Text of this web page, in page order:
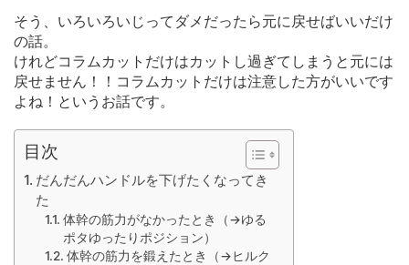
そう、いろいろいじってダメだったら元に戻せばいいだけ
の話。
けれどコラムカットだけはカットし過ぎてしまうと元には
戻せません！！コラムカットだけは注意した方がいいです
よね！というお話です。
目次
だんだんハンドルを下げたくなってき
た
体幹の筋力がなかったとき（→ゆる
ポタゆったりポジション）
体幹の筋力を鍛えたとき（→ヒルク